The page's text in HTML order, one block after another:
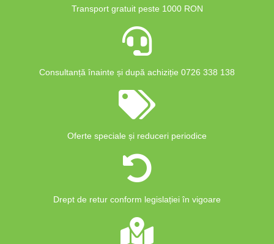
Transport gratuit peste 1000 RON
Consultanță înainte și după achiziție 0726 338 138
Oferte speciale și reduceri periodice
Drept de retur conform legislației în vigoare